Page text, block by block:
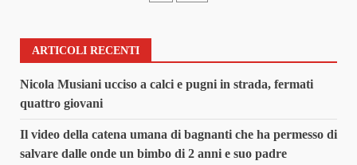
articoli
ARTICOLI RECENTI
Nicola Musiani ucciso a calci e pugni in strada, fermati
quattro giovani
Il video della catena umana di bagnanti che ha permesso di
salvare dalle onde un bimbo di 2 anni e suo padre